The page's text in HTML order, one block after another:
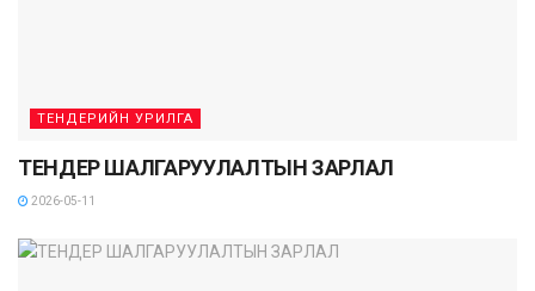
ТЕНДЕРИЙН УРИЛГА
ТЕНДЕР ШАЛГАРУУЛАЛТЫН ЗАРЛАЛ
2026-05-11